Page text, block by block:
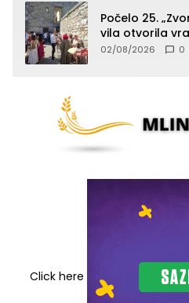
Počelo 25.
vila otvorila
02/08/2026 0
Click here